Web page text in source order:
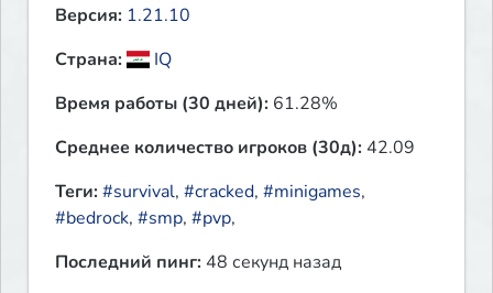
Версия: 1.21.10
Страна:
IQ
Время работы (30 дней): 61.28%
Среднее количество игроков (30д): 42.09
Теги:#survival, #cracked, #minigames,
#bedrock, #smp, #pvp,
Последний пинг: 48 секунд назад